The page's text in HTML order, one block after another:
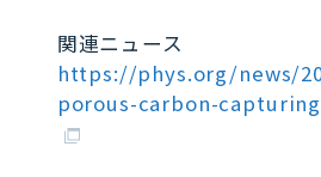
関連ニュース
https://phys.org/news/
porous-carbon-